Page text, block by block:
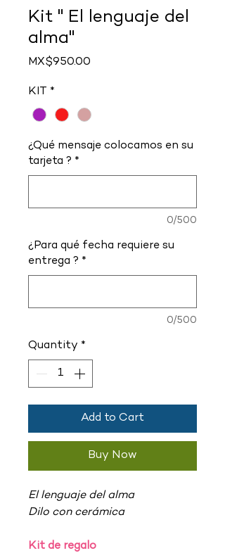
Kit " El lenguaje del
alma"
MX$950.00
KIT *
¿Qué mensaje colocamos en su
tarjeta ? *
0/500
¿Para qué fecha requiere su
entrega ? *
0/500
Quantity *
Add to Cart
Buy Now
El lenguaje del alma
Dilo con cerámica
Kit de regalo